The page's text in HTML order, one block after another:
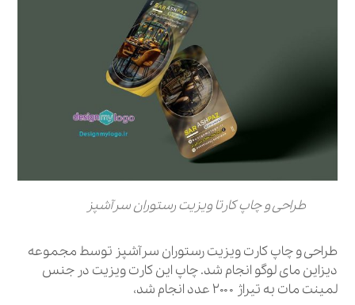
طراحی و چاپ کارتا ویزیت رستوران سرآشپز
طراحی و چاپ کارت ویزیت رستوران سرآشپز توسط مجموعه
دیزاین مای لوگو انجام شد. چاپ این کارت ویزیت در جنس
لمینت مات به تیراژ ۲۰۰۰ عدد انجام شد،